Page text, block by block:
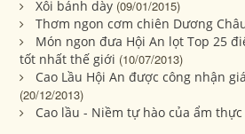
Xôi bánh dày (09/01/2015)
Thơm ngon cơm chiên Dương
Món ngon đưa Hội An lọt Top 25
tốt nhất thế giới (10/07/2013)
Cao Lầu Hội An được công nhận
(20/12/2013)
Cao lầu - Niềm tự hào của ẩm thực